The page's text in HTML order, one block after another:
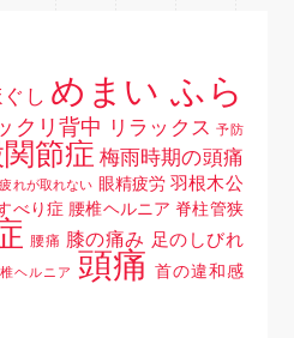
ぐし めまい ふら
クリ背中 リラックス 予防
節症 梅雨時期の頭痛
疲れが取れない 眼精疲労 羽根木公
べり症 腰椎ヘルニア 脊柱管狭
腰痛 膝の痛み 足のしびれ
ヘルニア 頭痛 首の違和感